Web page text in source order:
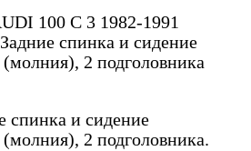
100 C 3 1982-1991
спинка и сидение
2 подголовника
спинка и сидение
2 подголовника.